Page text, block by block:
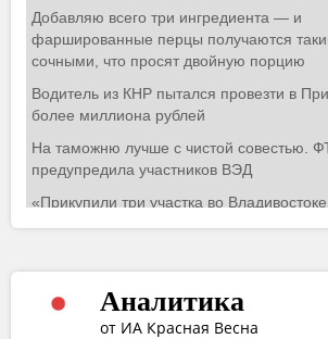
Аналитика
от ИА Красная Весна